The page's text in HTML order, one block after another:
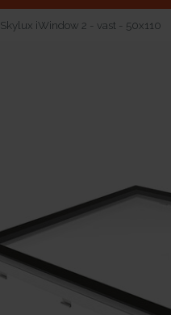
Skylux iWindow 2 - vast - 50x110